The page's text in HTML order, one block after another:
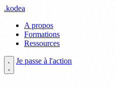
.kodea
A propos
Formations
Ressources
Je passe à l'action